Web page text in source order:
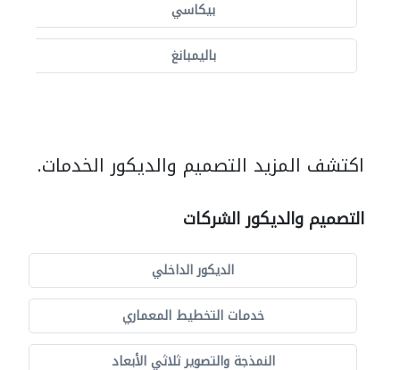
بيكاسي
باليمبانغ
اكتشف المزيد التصميم والديكور الخدمات.
التصميم والديكور الشركات
الديكور الداخلي
خدمات التخطيط المعماري
النمذجة والتصوير ثلاثي الأبعاد